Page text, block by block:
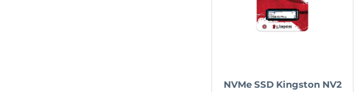
NVMe SSD Kingston NV2